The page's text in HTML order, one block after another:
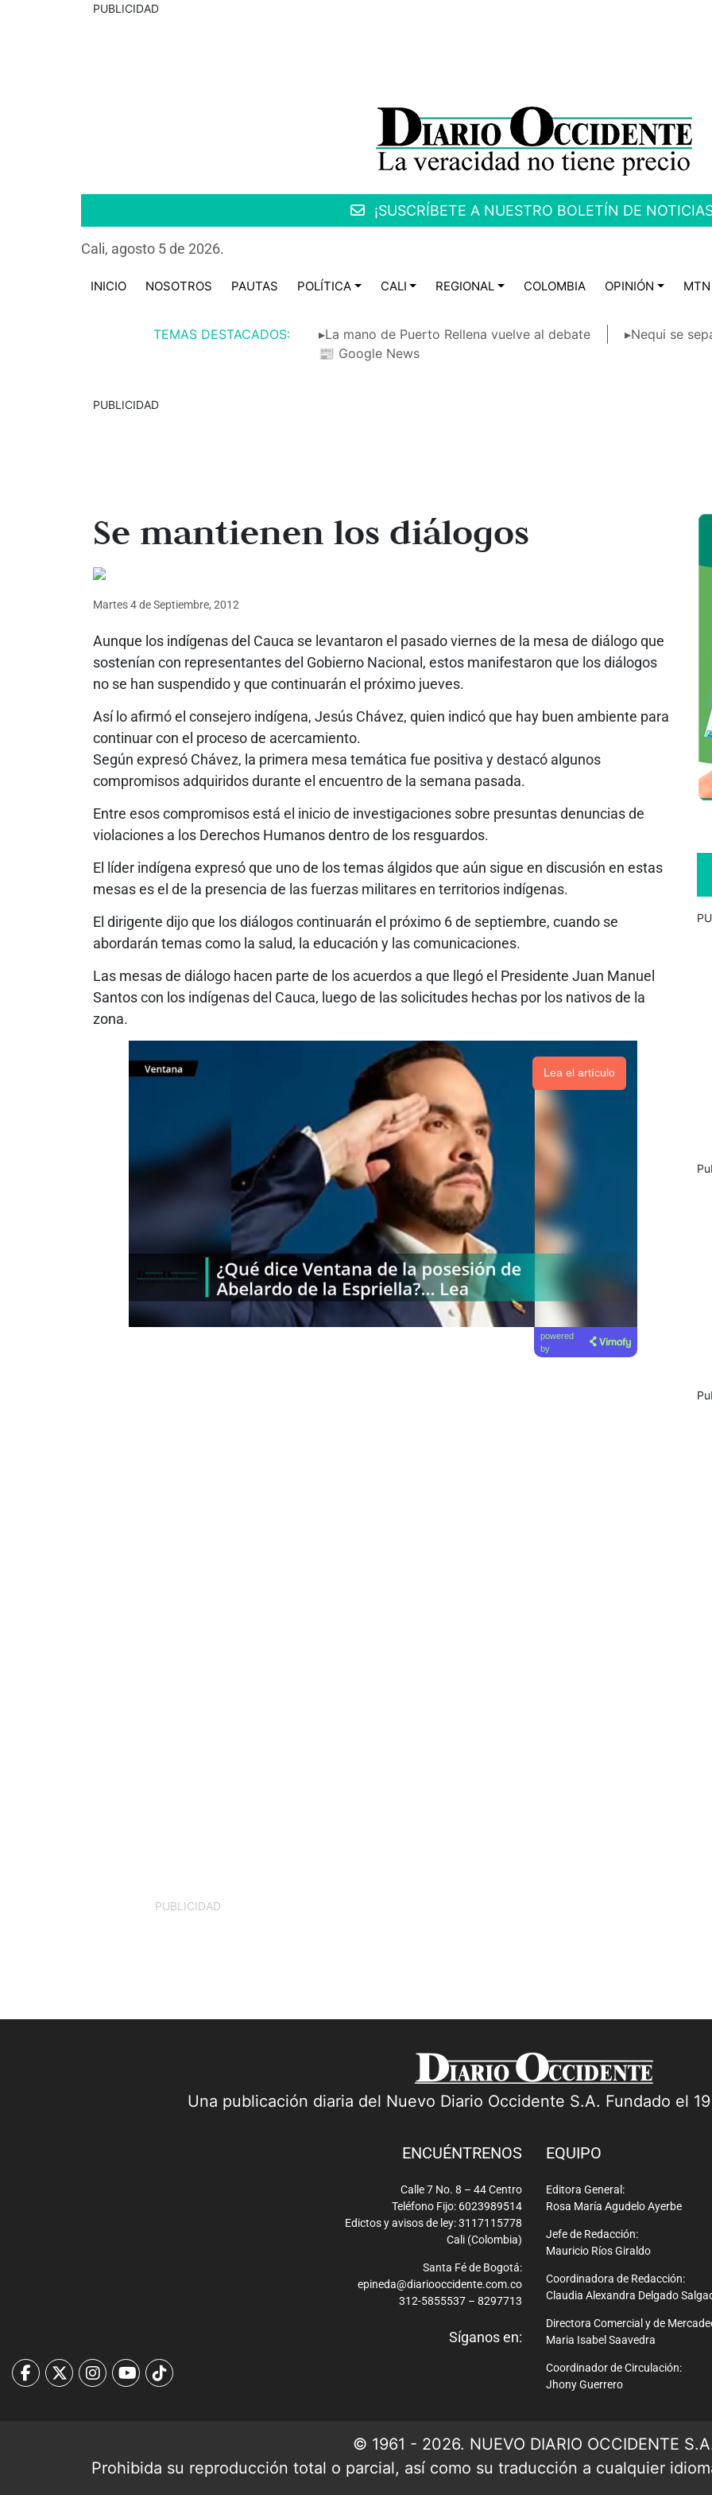
PUBLICIDAD
¡SUSCRÍBETE A NUESTRO BOLETÍN DE
Cali, agosto 5 de 2026.
INICIO NOSOTROS PAUTAS POLÍTICA CALI REGIONAL COLOMBIA OPINIÓN MTN
TEMAS DESTACADOS: ▸La mano de Puerto Rellena vuelve al debate
▸Nequi se
📰 Google News
PUBLICIDAD
Se mantienen los diálogos
Martes 4deSeptiembre, 2012
Aunque los indígenas del Cauca se levantaron el pasado viernes de la mesa de diálogo que
sostenían con representantes del Gobierno Nacional, estos manifestaron que los diálogos
no se han suspendido y que continuarán el próximo jueves.
Así lo afirmó el consejero indígena, Jesús Chávez, quien indicó que hay buen ambiente para
continuar con el proceso de acercamiento.
Según expresó Chávez, la primera mesa temática fue positiva y destacó algunos
compromisos adquiridos durante el encuentro de la semana pasada.
Entre esos compromisos está el inicio de investigaciones sobre presuntas denuncias de
violaciones a los Derechos Humanos dentro de los resguardos.
El líder indígena expresó que uno de los temas álgidos que aún sigue en discusión en estas
mesas es el de la presencia de las fuerzas militares en territorios indígenas.
El dirigente dijo que los diálogos continuarán el próximo 6 de septiembre, cuando se
abordarán temas como la salud, la educación y las comunicaciones.
Las mesas de diálogo hacen parte de los acuerdos a que llegó el Presidente Juan Manuel
Santos con los indígenas del Cauca, luego de las solicitudes hechas por los nativos de la
zona.
Lea el artículo
powered
by
PUBLICIDAD
Una publicación diaria del Nuevo Diario Occidente S.A. Fundado el
ENCUÉNTRENOS
Calle 7 No. 8 – 44 Centro
Teléfono Fijo: 6023989514
Edictos y avisos de ley: 3117115778
Cali (Colombia)
Santa Fé de Bogotá:
epineda@diariooccidente.com.co
312-5855537 – 8297713
Síganos en:
EQUIPO
Editora General:
Rosa María Agudelo Ayerbe
Jefe de Redacción:
Mauricio Ríos Giraldo
Coordinadora de Redacción:
Claudia Alexandra Delgado
Directora Comercial y de
Maria Isabel Saavedra
Coordinador de Circulación:
Jhony Guerrero
© 1961 - 2026. NUEVO DIARIO OCCIDENTE
Prohibida su reproducción total o parcial, así como su traducción a cualquier